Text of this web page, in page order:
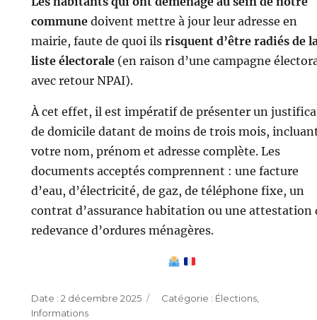
communedoivent mettre à jour leur adresse en
mairie, faute de quoi ils risquent d’être radiés de
liste électorale(en raison d’une campagne
avec retour NPAI).
À cet effet, il est impératif de présenter un
de domicile datant de moins de trois mois,
votre nom, prénom et adresse complète. Les
documents acceptés comprennent : une facture
d’eau, d’électricité, de gaz, de téléphone fixe, un
contrat d’assurance habitation ou une attestation
redevance d’ordures ménagères.
Publié
le
2 décembre 2025 Catégories
Élections,
Informations